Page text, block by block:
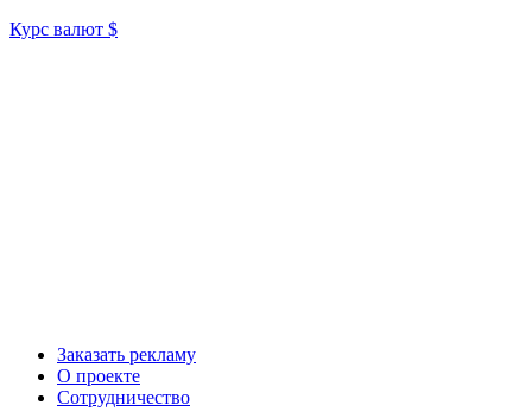
Курс валют $
Заказать рекламу
О проекте
Сотрудничество